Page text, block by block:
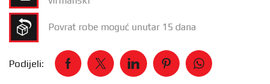
Povrat robe moguć unutar 15 dana
Podijeli: